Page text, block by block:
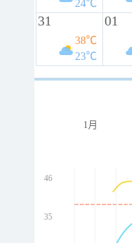
24℃
31
38℃
23℃
01
1月
46
35